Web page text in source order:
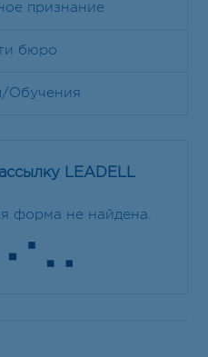
признание
бюро
Обучения
LEADELL
форма не найдена.